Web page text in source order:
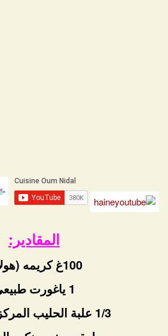
المقادير:
100غ كريمه (هولالا)
1 ياغورت طبيعي
1/3 علبة الحليب المركز المحلى